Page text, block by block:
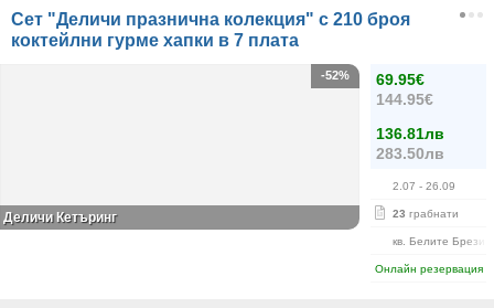
Сет "Деличи празнична колекция" с 210 броя
коктейлни гурме хапки в 7 плата
69.95€
144.95€
136.81лв
283.50лв
2.07 - 26.09
23 грабнати
кв. Белите Брези
Онлайн резервация
-52%
Деличи Кетъринг